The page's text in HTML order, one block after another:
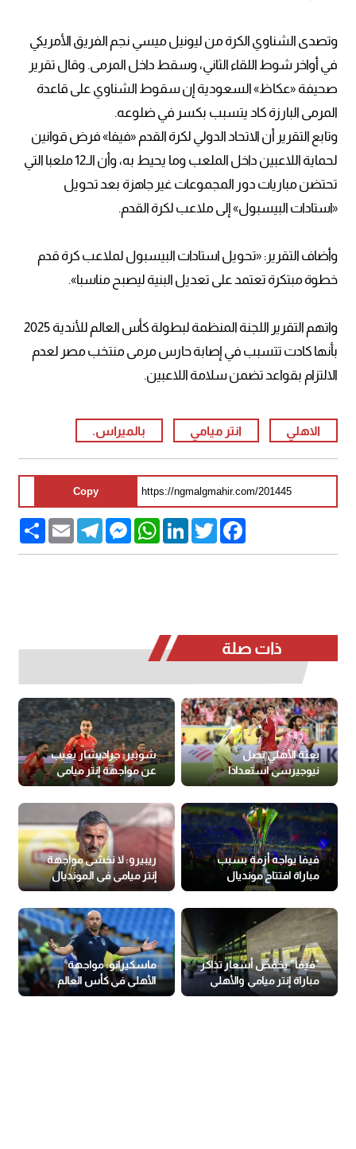
وتصدى الشناوي الكرة من ليونيل ميسي نجم الفريق الأمريكي
في أواخر شوط اللقاء الثاني، وسقط داخل المرمى. وقال تقرير
صحيفة «عكاظ» السعودية إن سقوط الشناوي على قاعدة
المرمى البارزة كاد يتسبب بكسر في ضلوعه.
وتابع التقرير أن الاتحاد الدولي لكرة القدم «فيفا» فرض قوانين
لحماية اللاعبين داخل الملعب وما يحيط به، وأن الـ12 ملعبا التي
تحتضن مباريات دور المجموعات غير جاهزة بعد تحويل
«استادات البيسبول» إلى ملاعب لكرة القدم.
وأضاف التقرير: «تحويل استادات البيسبول لملاعب كرة قدم
خطوة مبتكرة تعتمد على تعديل البنية ليصبح مناسبا».
واتهم التقرير اللجنة المنظمة لبطولة كأس العالم للأندية 2025
بأنها كادت تتسبب في إصابة حارس مرمى منتخب مصر لعدم
الالتزام بقواعد تضمن سلامة اللاعبين.
الاهلي انتر ميامي بالميراس.
Copy
Share Email
TelegramMessengerWhatsAppLinkedInTwitter
Facebook
ذات صلة
بعثة الأهلي تصل
نيوجيرسي استعدادا
لمواجهة بالميراس
شوبير: جراديشار يغيب
عن مواجهة إنتر ميامي
فيفا يواجه أزمة بسبب
مباراة افتتاح مونديال
الأندية
ريبيرو: لا نخشى مواجهة
إنتر ميامي في المونديال
"فيفا" يخفض أسعار تذاكر
مباراة إنتر ميامي والأهلي
ماسكيرانو: مواجهة
الأهلي في كأس العالم
حاسمة